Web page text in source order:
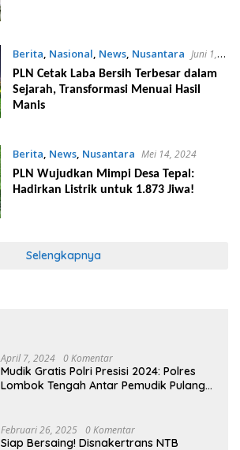
Berita, Nasional, News, Nusantara Juni 1,
2024
PLN Cetak Laba Bersih Terbesar dalam
Sejarah, Transformasi Menuai Hasil
Manis
Berita, News, Nusantara Mei 14, 2024
PLN Wujudkan Mimpi Desa Tepal:
Hadirkan Listrik untuk 1.873 Jiwa!
Selengkapnya
April 7, 2024 0 Komentar
Mudik Gratis Polri Presisi 2024: Polres
Lombok Tengah Antar Pemudik Pulang
Februari 26, 2025 0 Komentar
Siap Bersaing! Disnakertrans NTB